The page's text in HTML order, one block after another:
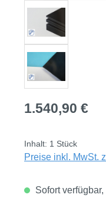
Regulärer Preis:
1.540,90 €
Inhalt: 1 Stück
Preise inkl. MwSt.
Sofort